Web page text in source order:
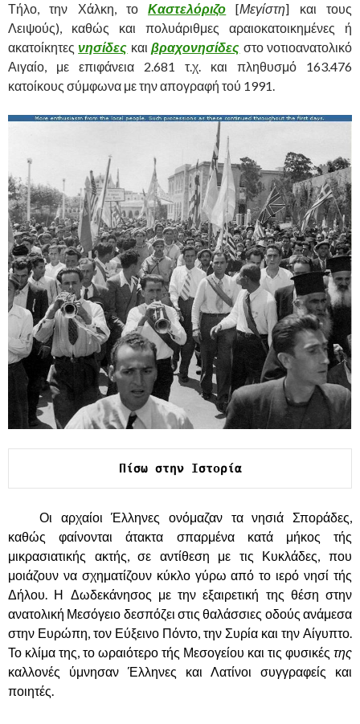
Τήλο, την Χάλκη, τοΚαστελόριζο [Μεγίστη] και τους
Λειψούς), καθώς και πολυάριθμες αραιοκατοικημένες ή
ακατοίκητεςνησίδες καιβραχονησίδες στο νοτιοανατολικό
Αιγαίο, με επιφάνεια 2.681 τ.χ. και πληθυσμό 163.476
κατοίκους σύμφωνα με την απογραφή τού 1991.
Πίσω στην Ιστορία
Οι αρχαίοι Έλληνες ονόμαζαν τα νησιά Σποράδες,
καθώς φαίνονται άτακτα σπαρμένα κατά μήκος τής
μικρασιατικής ακτής, σε αντίθεση με τις Κυκλάδες, που
μοιάζουν να σχηματίζουν κύκλο γύρω από το ιερό νησί τής
Δήλου. Η Δωδεκάνησος με την εξαιρετική της θέση στην
ανατολική Μεσόγειο δεσπόζει στις θαλάσσιες οδούς ανάμεσα
στην Ευρώπη, τον Εύξεινο Πόντο, την Συρία και την Αίγυπτο.
Το κλίμα της, το ωραιότερο τής Μεσογείου και τις φυσικές της
καλλονές ύμνησαν Έλληνες και Λατίνοι συγγραφείς και
ποιητές.